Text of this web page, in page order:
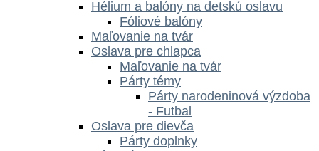
Hélium a balóny na detskú oslavu
Fóliové balóny
Maľovanie na tvár
Oslava pre chlapca
Maľovanie na tvár
Párty témy
Párty narodeninová výzdoba
- Futbal
Oslava pre dievča
Párty doplnky